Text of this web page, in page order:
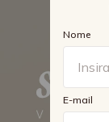
Nome
E-mail